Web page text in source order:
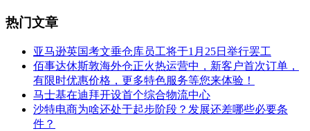
热门文章
亚马逊英国考文垂仓库员工将于1月25日举行罢工
佰事达休斯敦海外仓正火热运营中，新客户首次订单，
有限时优惠价格，更多特色服务等您来体验！
马士基在迪拜开设首个综合物流中心
沙特电商为啥还处于起步阶段？发展还差哪些必要条
件？